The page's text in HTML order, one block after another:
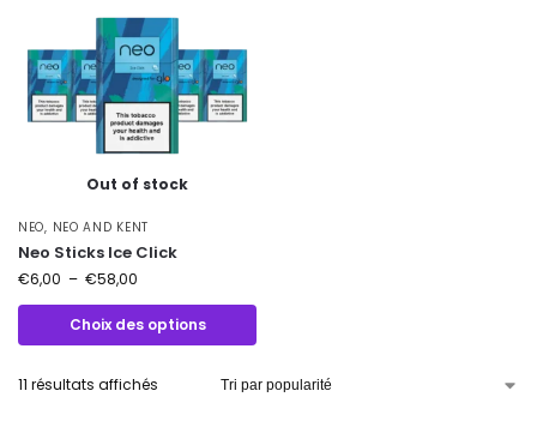
Out of stock
NEO, NEO AND KENT
Neo Sticks Ice Click
€6,00 – €58,00
Choix des options
11 résultats affichés